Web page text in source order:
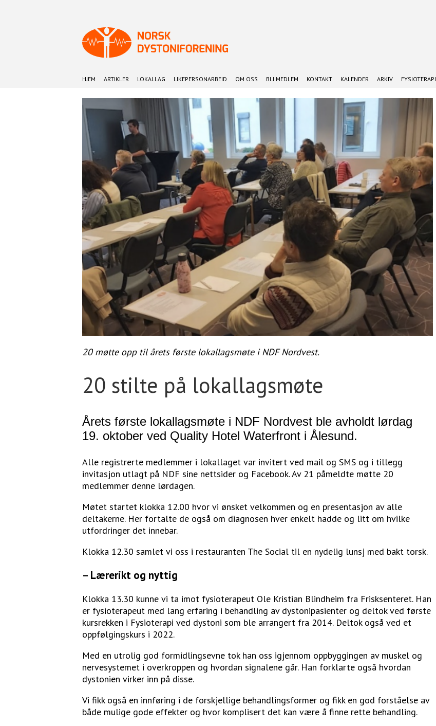
HJEM ARTIKLER LOKALLAG LIKEPERSONARBEID OM OSS BLI MEDLEM KONTAKT KALENDER ARKIV FYSIOTERAPI
20 møtte opp til årets første lokallagsmøte i NDF Nordvest.
20 stilte på lokallagsmøte
Årets første lokallagsmøte i NDF Nordvest ble avholdt lørdag
19. oktober ved Quality Hotel Waterfront i Ålesund.
Alle registrerte medlemmer i lokallaget var invitert ved mail og SMS og i tillegg
invitasjon utlagt på NDF sine nettsider og Facebook. Av 21 påmeldte møtte 20
medlemmer denne lørdagen.
Møtet startet klokka 12.00 hvor vi ønsket velkommen og en presentasjon av alle
deltakerne. Her fortalte de også om diagnosen hver enkelt hadde og litt om hvilke
utfordringer det innebar.
Klokka 12.30 samlet vi oss i restauranten The Social til en nydelig lunsj med bakt torsk.
– Lærerikt og nyttig
Klokka 13.30 kunne vi ta imot fysioterapeut Ole Kristian Blindheim fra Frisksenteret. Han
er fysioterapeut med lang erfaring i behandling av dystonipasienter og deltok ved første
kursrekken i Fysioterapi ved dystoni som ble arrangert fra 2014. Deltok også ved et
oppfølgingskurs i 2022.
Med en utrolig god formidlingsevne tok han oss igjennom oppbyggingen av muskel og
nervesystemet i overkroppen og hvordan signalene går. Han forklarte også hvordan
dystonien virker inn på disse.
Vi fikk også en innføring i de forskjellige behandlingsformer og fikk en god forståelse av
både mulige gode effekter og hvor komplisert det kan være å finne rette behandling.